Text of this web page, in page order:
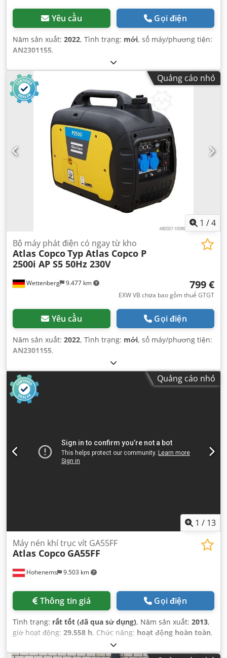
Yêu cầu Gọi điện
Năm sản xuất: 2022, Tình trạng: mới, số máy/phương tiện:
AN2301155,
Quảng cáo nhỏ
1 /4
Wettenberg 9.477 km
Bộ máy phát điện có ngay từ kho
Atlas CopcoTyp Atlas Copco P
2500i AP S5 50Hz 230V
799 €
EXW VB chưa bao gồm thuế GTGT
Yêu cầu Gọi điện
Năm sản xuất: 2022, Tình trạng: mới, số máy/phương tiện:
AN2301155,
Quảng cáo nhỏ
1 / 13
Hohenems 9.503 km
Máy nén khí trục vít GA55FF
Atlas Copco GA55FF
Thông tin giá Gọi điện
Tình trạng: rất tốt (đã qua sử dụng), Năm sản xuất: 2013,
giờ hoạt động: 29.558 h, Chức năng: hoạt động hoàn toàn,